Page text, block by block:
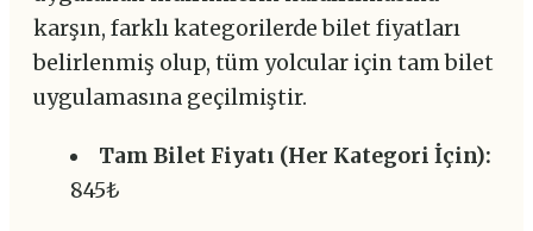
karşın, farklı kategorilerde bilet fiyatları
belirlenmiş olup, tüm yolcular için tam bilet
uygulamasına geçilmiştir.
Tam Bilet Fiyatı (Her Kategori İçin):
845₺